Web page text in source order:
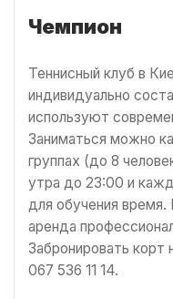
Чемпион
Теннисный клуб в
индивидуально
используют
Заниматься можно
группах (до 8
утра до 23:00 и
для обучения время.
аренда
Забронировать корт
067 536 11 14.